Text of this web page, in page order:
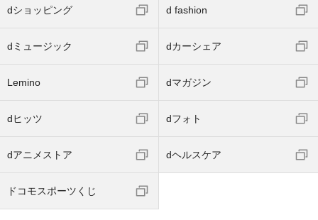
dショッピング d fashion
dミュージック dカーシェア
Lemino dマガジン
dヒッツ dフォト
dアニメストア dヘルスケア
ドコモスポーツくじ